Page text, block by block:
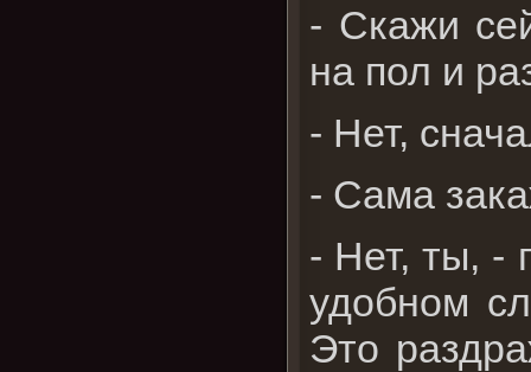
- Скажи
на пол и
- Нет,
- Сама
- Нет, ты, -
удобном
Это